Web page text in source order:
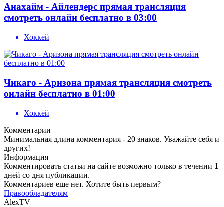
Анахайм - Айлендерс прямая трансляция
смотреть онлайн бесплатно в 03:00
Хоккей
Чикаго - Аризона прямая трансляция смотреть
онлайн бесплатно в 01:00
Хоккей
Комментарии
Минимальная длина комментария - 20 знаков. Уважайте себя и
других!
Информация
Комментировать статьи на сайте возможно только в течении 1
дней со дня публикации.
Комментариев еще нет. Хотите быть первым?
Правообладателям
AlexTV